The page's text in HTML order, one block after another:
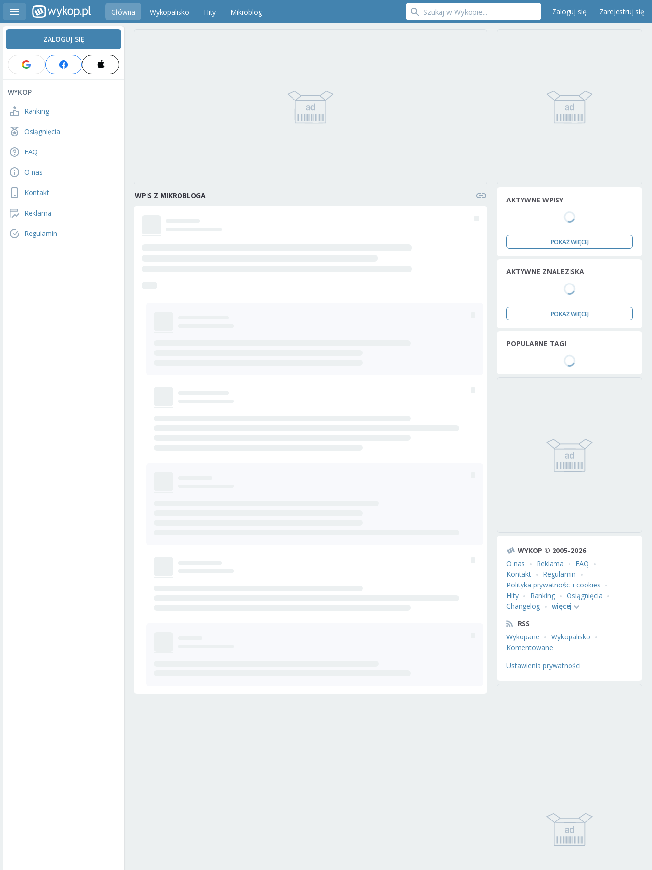
Główna Wykopalisko Hity Mikroblog Zaloguj się Zarejestruj się
ZALOGUJ SIĘ
WYKOP
Ranking
Osiągnięcia
FAQ
O nas
Kontakt
Reklama
Regulamin
WPIS Z MIKROBLOGA AKTYWNE WPISY
POKAŻ WIĘCEJ
AKTYWNE ZNALEZISKA
POKAŻ WIĘCEJ
POPULARNE TAGI
WYKOP © 2005-2026
O nas
Reklama
FAQ
Kontakt
Regulamin
Polityka prywatności i cookies
Hity
Ranking
Osiągnięcia
Changelog
więcej
RSS
Wykopane
Wykopalisko
Komentowane
Ustawienia prywatności